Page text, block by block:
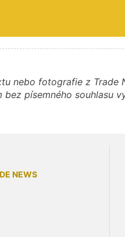
nebo fotografie z Trade
písemného souhlasu
NEWS